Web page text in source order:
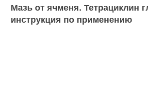
Мазь от ячменя. Тетрациклин
инструкция по применению